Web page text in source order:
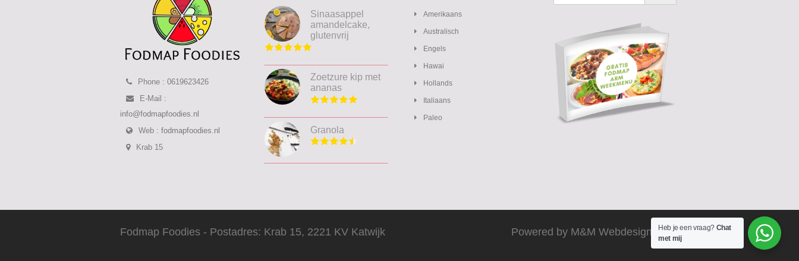
Phone : 0619623426
E-Mail :
info@fodmapfoodies.nl
Web : fodmapfoodies.nl
Krab 15
Sinaasappel
amandelcake,
glutenvrij
Zoetzure kip met
ananas
Granola
Amerikaans
Australisch
Engels
Hawai
Hollands
Italiaans
Paleo
Fodmap Foodies - Postadres: Krab 15, 2221 KV Katwijk Powered by M&M Webdesign 2025Heb je een vraag? Chat
met mij